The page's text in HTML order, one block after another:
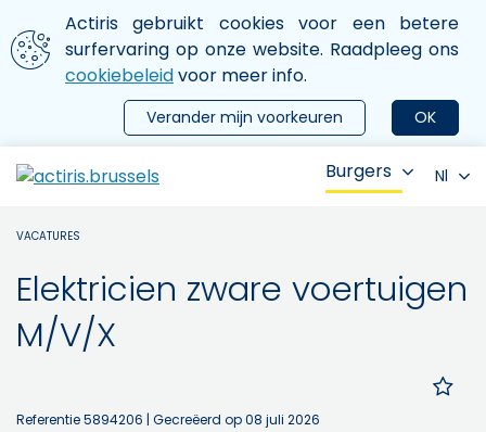
Aller au contenu principal
We gebruiken cookies
Actiris gebruikt cookies voor een betere
surfervaring op onze website. Raadpleeg ons
cookiebeleidvoor meer info.
OK
Verander mijn voorkeuren
le menu
Burgers Nl
VACATURES
Elektricien zware voertuigen
M/V/X
Referentie 5894206 | Gecreëerd op 08 juli 2026